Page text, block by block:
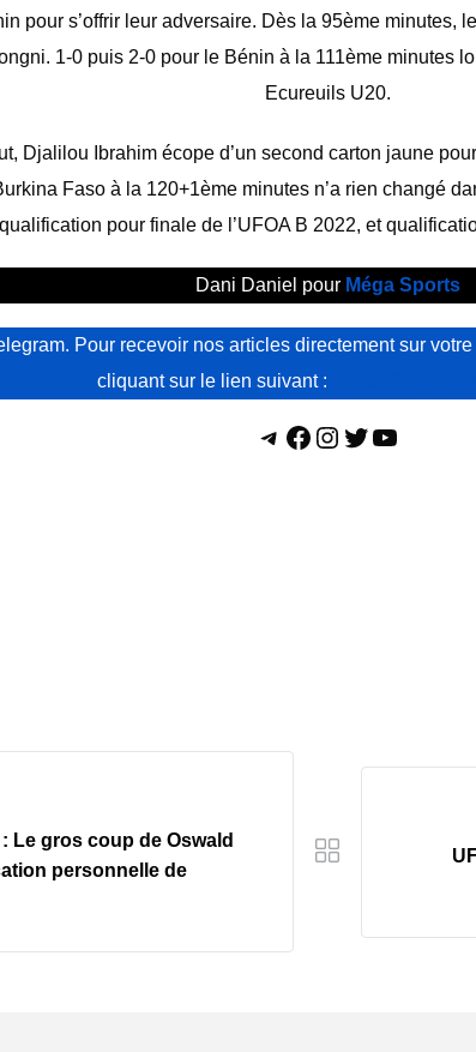
pour s’offrir leur adversaire. Dès la 95ème minutes,
1-0 puis 2-0 pour le Bénin à la 111ème minutes
Ecureuils U20.
Djalilou Ibrahim écope d’un second carton jaune
Faso à la 120+1ème minutes n’a rien changé
pour finale de l’UFOA B 2022, et
Dani Daniel pour Méga Sports
Pour recevoir nos articles directement sur
cliquant sur le lien suivant :
Telegram
Facebook
Instagram
Twitter
YouTube
Le gros coup de Oswald
personnelle de